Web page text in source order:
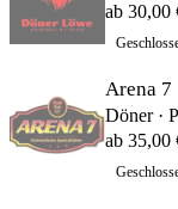
ab 30,00
Arena 7
Döner ·
ab 35,00